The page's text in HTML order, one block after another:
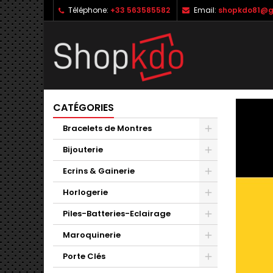
Téléphone: +33 563585582 Email:
CATÉGORIES
Bracelets de Montres
Bijouterie
Ecrins & Gainerie
Horlogerie
Piles-Batteries-Eclairage
Maroquinerie
Porte Clés